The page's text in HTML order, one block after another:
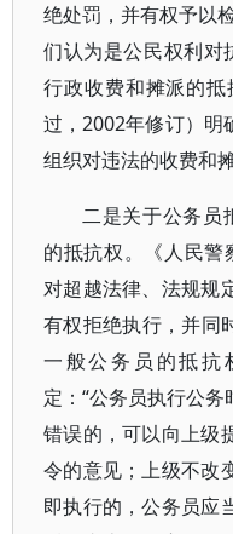
绝处罚，并有权予以
们认为是公民权利对
行政收费和摊派的
过，2002年修订）明
组织对违法的收费和
二是关于公务员
的抵抗权。《人民警
对超越法律、法规规
有权拒绝执行，并同
一般公务员的抵抗
定：“公务员执行公
错误的，可以向上级
令的意见；上级不改
即执行的，公务员应